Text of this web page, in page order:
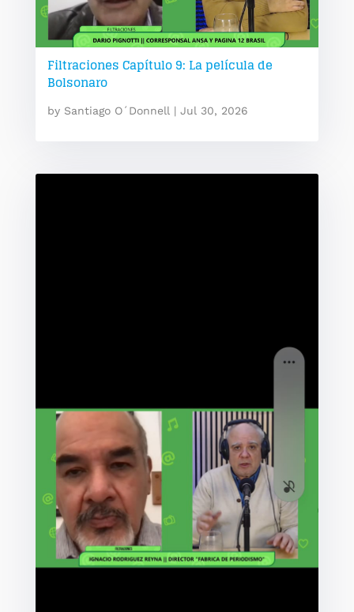
Filtraciones Capítulo 9: La película de
Bolsonaro
by Santiago O´Donnell | Jul 30, 2026